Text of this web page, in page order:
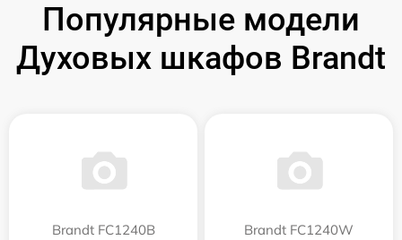
Популярные модели
Духовых шкафов Brandt
Brandt FC1240B Brandt FC1240W